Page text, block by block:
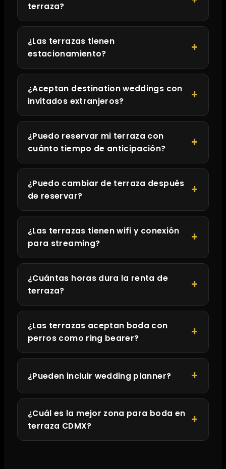
terraza?
¿Las terrazas tienen
estacionamiento?
¿Aceptan destination weddings con
invitados extranjeros?
¿Puedo reservar mi terraza con
cuánto tiempo de anticipación?
¿Puedo cambiar de terraza después
de reservar?
¿Las terrazas tienen wifi y conexión
para streaming?
¿Cuántas horas dura la renta de
terraza?
¿Las terrazas aceptan boda con
perros como ring bearer?
¿Pueden incluir wedding planner?
¿Cuál es la mejor zona para boda en
terraza CDMX?